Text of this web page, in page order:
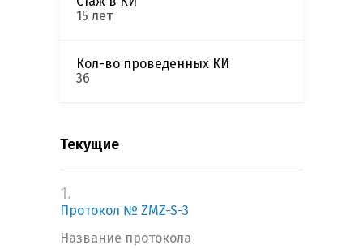
15 лет
Кол-во проведенных КИ
36
Текущие
1.
Протокол № ZMZ-S-3
Название протокола